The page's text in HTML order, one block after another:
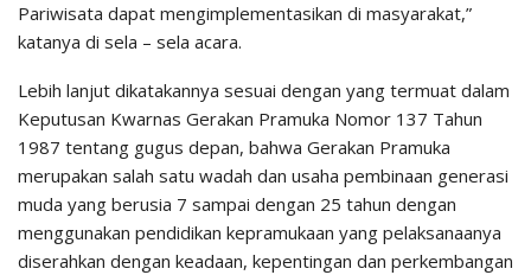
Pariwisata dapat mengimplementasikan di masyarakat,”
katanya di sela – sela acara.
Lebih lanjut dikatakannya sesuai dengan yang termuat dalam
Keputusan Kwarnas Gerakan Pramuka Nomor 137 Tahun
1987 tentang gugus depan, bahwa Gerakan Pramuka
merupakan salah satu wadah dan usaha pembinaan generasi
muda yang berusia 7 sampai dengan 25 tahun dengan
menggunakan pendidikan kepramukaan yang pelaksanaanya
diserahkan dengan keadaan, kepentingan dan perkembangan